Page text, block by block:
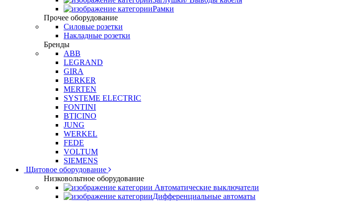
Рамки
Прочее оборудование
Силовые розетки
Накладные розетки
Бренды
ABB
LEGRAND
GIRA
BERKER
MERTEN
SYSTEME ELECTRIC
FONTINI
BTICINO
JUNG
WERKEL
FEDE
VOLTUM
SIEMENS
Щитовое оборудование
Низковольтное оборудование
Автоматические выключатели
Дифференциальные автоматы